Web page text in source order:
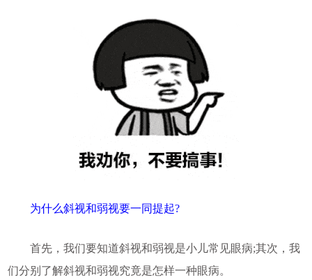
为什么斜视和弱视要一同提起?
首先，我们要知道斜视和弱视是小儿常见眼病;其次，我
们分别了解斜视和弱视究竟是怎样一种眼病。